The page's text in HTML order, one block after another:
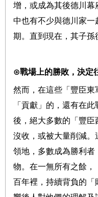
增，或成為其後德川幕
中也有不少與德川家
期。直到現在，其子孫
⊙戰場上的勝敗，決定
然而，在這些「豐臣東
「貢獻」的，還有在
後，絕大多數的「豐臣
沒收，或被大量削減。
領地，多數成為勝利者
物。在一無所有之餘，
百年裡，持續背負的